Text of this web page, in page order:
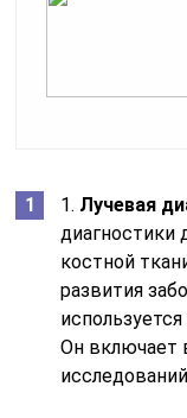
1. Лучевая
диагностики
костной
развития
Он включает